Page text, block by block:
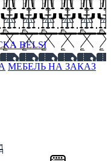
BELSI
МЕБЕЛЬ НА ЗАКАЗ